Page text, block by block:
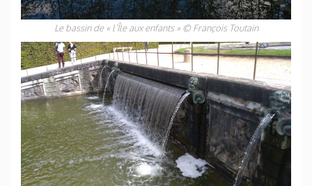
Le bassin de « l’Île aux enfants » © François Toutain